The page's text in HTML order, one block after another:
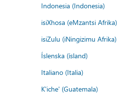
Indonesia (Indonesia)
isiXhosa (eMzantsi Afrika)
isiZulu (iNingizimu Afrika)
Íslenska (ísland)
Italiano (Italia)
K'iche' (Guatemala)